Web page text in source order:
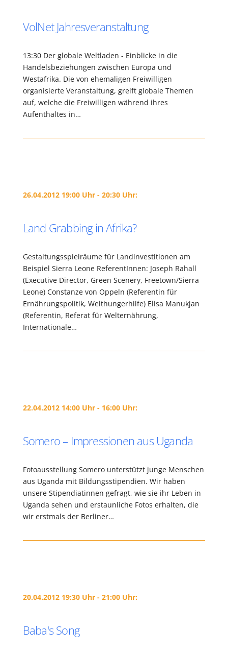
VolNet Jahresveranstaltung
13:30 Der globale Weltladen - Einblicke in die
Handelsbeziehungen zwischen Europa und
Westafrika. Die von ehemaligen Freiwilligen
organisierte Veranstaltung, greift globale Themen
auf, welche die Freiwilligen während ihres
Aufenthaltes in…
26.04.2012 19:00 Uhr - 20:30 Uhr:
Land Grabbing in Afrika?
Gestaltungsspielräume für Landinvestitionen am
Beispiel Sierra Leone ReferentInnen: Joseph Rahall
(Executive Director, Green Scenery, Freetown/Sierra
Leone) Constanze von Oppeln (Referentin für
Ernährungspolitik, Welthungerhilfe) Elisa Manukjan
(Referentin, Referat für Welternährung,
Internationale…
22.04.2012 14:00 Uhr - 16:00 Uhr:
Somero – Impressionen aus Uganda
Fotoausstellung Somero unterstützt junge Menschen
aus Uganda mit Bildungsstipendien. Wir haben
unsere Stipendiatinnen gefragt, wie sie ihr Leben in
Uganda sehen und erstaunliche Fotos erhalten, die
wir erstmals der Berliner…
20.04.2012 19:30 Uhr - 21:00 Uhr:
Baba's Song